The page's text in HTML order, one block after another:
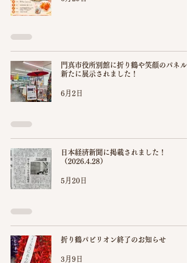
門真市役所別館に折り鶴や笑顔のパネル
新たに展示されました！
6月2日
日本経済新聞に掲載されました！
（2026.4.28）
5月20日
折り鶴パビリオン終了のお知らせ
3月9日